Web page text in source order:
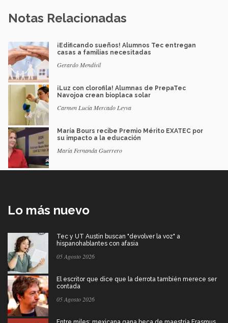
Notas Relacionadas
¡Edificando sueños! Alumnos Tec entregan
casas a familias necesitadas
Gerardo Mendívil
¡Luz con clorofila! Alumnas de PrepaTec
Navojoa crean bioplaca solar
Carmen Lucía Mercado Leyva
María Bours recibe Premio Mérito EXATEC por
su impacto a la educación
María Fernanda Guerrero
Lo más nuevo
Tec y UT Austin buscan "devolver la voz" a
hispanohablantes con afasia
05 Agosto 2026
El escritor que dice que la derrota también merece ser
contada
05 Agosto 2026